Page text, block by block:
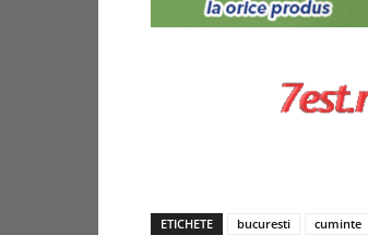
ETICHETE bucuresti cuminte